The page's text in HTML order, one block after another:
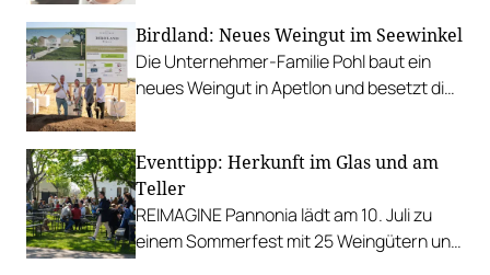
Birdland: Neues Weingut im Seewinkel
Die Unternehmer-Familie Pohl baut ein
neues Weingut in Apetlon und besetzt die
Eventtipp: Herkunft im Glas und am
Teller
REIMAGINE Pannonia lädt am 10. Juli zu
einem Sommerfest mit 25 Weingütern und